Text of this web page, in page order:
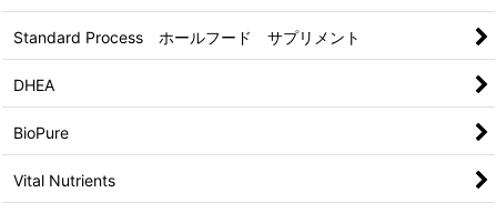
Standard Process ホールフード サプリメント
DHEA
BioPure
Vital Nutrients